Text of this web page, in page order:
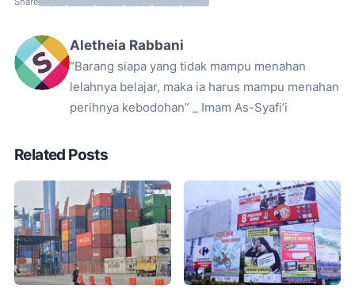
Aletheia Rabbani
“Barang siapa yang tidak mampu menahan
lelahnya belajar, maka ia harus mampu menahan
perihnya kebodohan” _ Imam As-Syafi’i
Related Posts